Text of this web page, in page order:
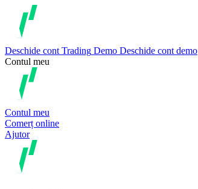
Deschide cont Trading Demo Deschide cont demo
Contul meu
Contul meu
Comerț online
Ajutor